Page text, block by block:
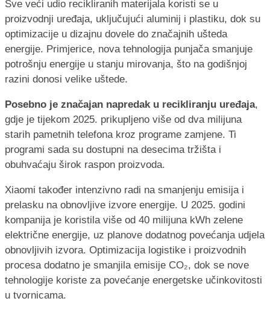
Sve veći udio recikliranih materijala koristi se u
proizvodnji uređaja, uključujući aluminij i plastiku, dok su
optimizacije u dizajnu dovele do značajnih ušteda
energije. Primjerice, nova tehnologija punjača smanjuje
potrošnju energije u stanju mirovanja, što na godišnjoj
razini donosi velike uštede.
Posebno je značajan napredak u recikliranju uređaja,
gdje je tijekom 2025. prikupljeno više od dva milijuna
starih pametnih telefona kroz programe zamjene. Ti
programi sada su dostupni na desecima tržišta i
obuhvaćaju širok raspon proizvoda.
Xiaomi također intenzivno radi na smanjenju emisija i
prelasku na obnovljive izvore energije. U 2025. godini
kompanija je koristila više od 40 milijuna kWh zelene
električne energije, uz planove dodatnog povećanja udjela
obnovljivih izvora. Optimizacija logistike i proizvodnih
procesa dodatno je smanjila emisije CO₂, dok se nove
tehnologije koriste za povećanje energetske učinkovitosti
u tvornicama.